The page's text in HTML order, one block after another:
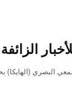
الزائفة
للاتصال السمعي